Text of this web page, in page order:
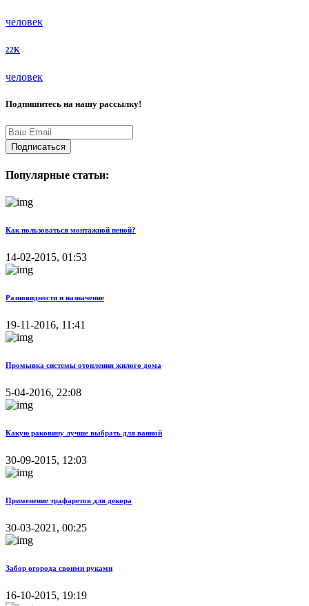
человек
22K
человек
Подпишитесь на нашу рассылку!
Подписаться
Популярные статьи:
Как пользоваться монтажной пеной?
14-02-2015, 01:53
Разновидности и назначение
19-11-2016, 11:41
Промывка системы отопления жилого дома
5-04-2016, 22:08
Какую раковину лучше выбрать для ванной
30-09-2015, 12:03
Применение трафаретов для декора
30-03-2021, 00:25
Забор огорода своими руками
16-10-2015, 19:19